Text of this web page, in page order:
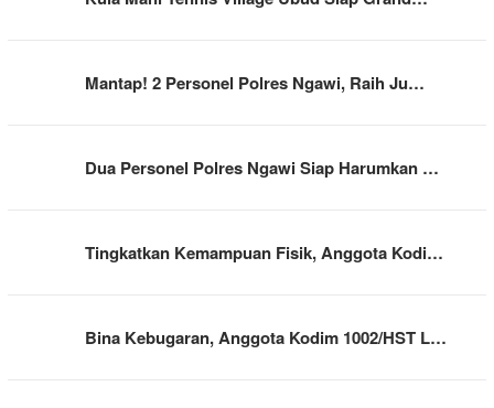
Mantap! 2 Personel Polres Ngawi, Raih Ju…
Dua Personel Polres Ngawi Siap Harumkan …
Tingkatkan Kemampuan Fisik, Anggota Kodi…
Bina Kebugaran, Anggota Kodim 1002/HST L…